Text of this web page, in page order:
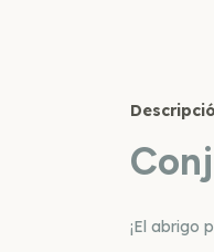
¡El abrigo